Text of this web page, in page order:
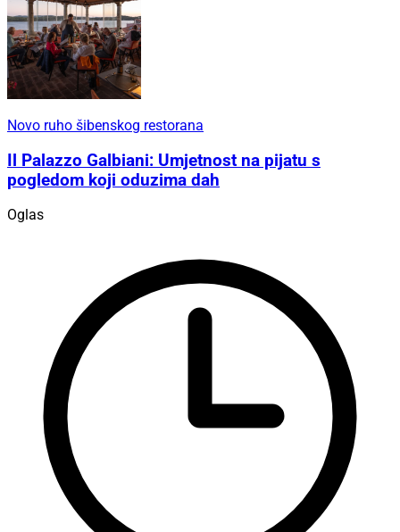
Novo ruho šibenskog restorana
Il Palazzo Galbiani: Umjetnost na pijatu s
pogledom koji oduzima dah
Oglas